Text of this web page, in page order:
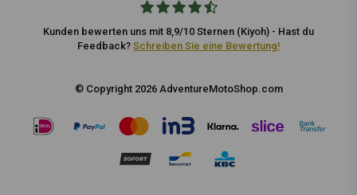
Kunden bewerten uns mit 8,9/10 Sternen (Kiyoh) - Hast du
Feedback? Schreiben Sie eine Bewertung!
© Copyright 2026 AdventureMotoShop.com